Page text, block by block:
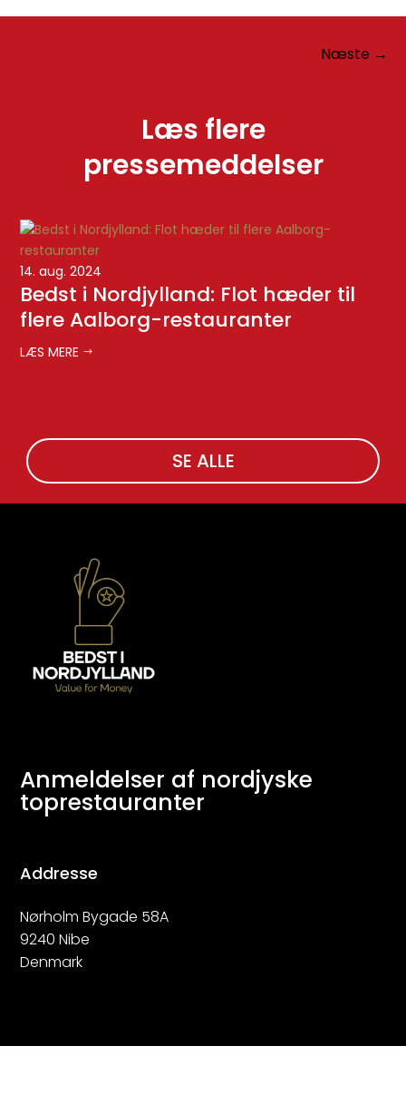
Næste →
Læs flere
pressemeddelser
14. aug. 2024
Bedst i Nordjylland: Flot hæder til
flere Aalborg-restauranter
LÆS MERE $
SE ALLE
Anmeldelser af nordjyske
toprestauranter
Addresse
Nørholm Bygade 58A
9240 Nibe
Denmark